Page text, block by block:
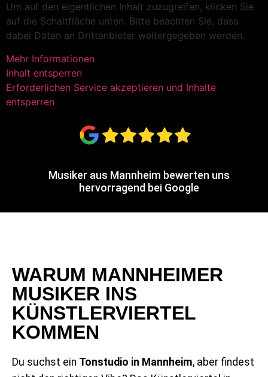
Um auf den eigentlichen Inhalt zuzugreifen, klicken Sie
auf die Schaltfläche unten. Bitte beachten Sie, dass
dabei Daten an Drittanbieter weitergegeben werden.
Mehr Informationen
Inhalt entsperren
Erforderlichen Service akzeptieren und Inhalte
entsperren
Musiker aus Mannheim bewerten uns
hervorragend bei Google
WARUM MANNHEIMER
MUSIKER INS
KÜNSTLERVIERTEL
KOMMEN
Du suchst ein Tonstudio in Mannheim, aber findest